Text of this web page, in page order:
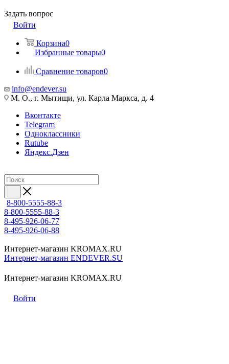
Задать вопрос
Войти
Корзина0
Избранные товары0
Сравнение товаров0
info@endever.su
М. О., г. Мытищи, ул. Карла Маркса, д. 4
Вконтакте
Telegram
Одноклассники
Rutube
Яндекс.Дзен
8-800-5555-88-3
8-800-5555-88-3
8-495-926-06-77
8-495-926-06-88
Интернет-магазин KROMAX.RU
Интернет-магазин ENDEVER.SU
Интернет-магазин KROMAX.RU
Войти